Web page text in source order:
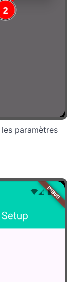
paramètres